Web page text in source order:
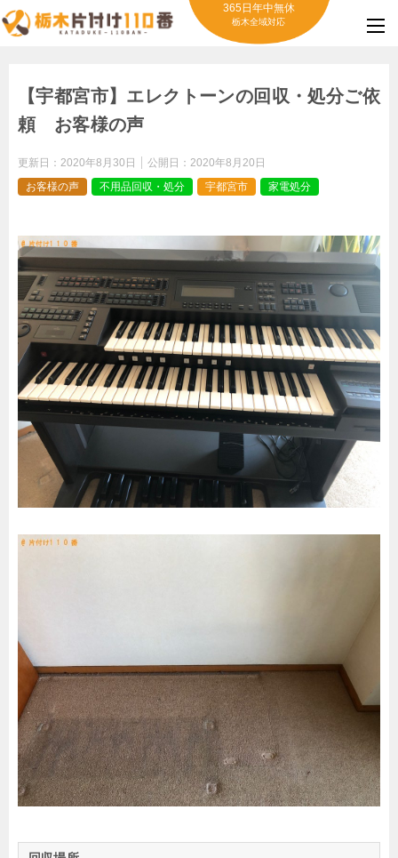
365日年中無休
栃木全域対応
【宇都宮市】エレクトーンの回収・処分ご依
頼 お客様の声
更新日： 2020年8月30日 公開日： 2020年8月20日
お客様の声
不用品回収・処分 宇都宮市 家電処分